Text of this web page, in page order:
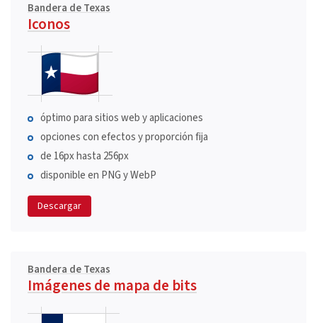
Bandera de Texas
Iconos
óptimo para sitios web y aplicaciones
opciones con efectos y proporción fija
de 16px hasta 256px
disponible en PNG y WebP
Descargar
Bandera de Texas
Imágenes de mapa de bits